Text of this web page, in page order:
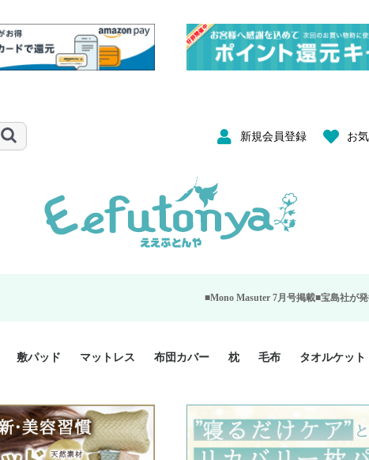
新規会員登録 お
■Mono Masuter 7月号掲載■宝島社が発行する大人のモノ
ド
ド
ウン布団
布団 70cm幅 ミニシングル
75cm幅 ショートセミシ
ングル
80cm幅 セミシングル
布団
布団
敷パッド
シングルサイズ敷パッド
小さい敷パッド
大きい敷パッド
シルク敷パッド
枕パッド
シルク枕パッド
除湿シート
接触冷感パッド
暖かパッド
ガーゼケット
オーガニックコットン
ベッドパッド
パッドセット
マットレス 布団カバー
掛け布団カバー ジュニア
シングル
シングル
カバー
セミダブ
ー
ダブル 掛
ダブルロ
バー
クィーン
暖か 掛け
敷布団カバー ジュニア
セミシン
ー
シングル
シングル
バー
ダブル 敷
枕カバー 35x50cm
43x63cm
50x70cm
シルク 枕
BOXシーツ シングル
シングル
ツ
セミダブ
ダブル
スーパー
ツ
防ダニカバー
クッションカバー
オーガニックコットン
カバーセット カバー2点
カバー3点
枕
小さめ 35×50cm
やや小さめ 35×55cm
普通 43×63cm
大きめ 50×70cm
パイプ枕
高反発枕
低反発枕
機能性枕・その他枕
毛布 タオルケット
ハーフサイズ
シングルサ
セミダブル
ダブルサイズ
接触冷感
天然素材 綿